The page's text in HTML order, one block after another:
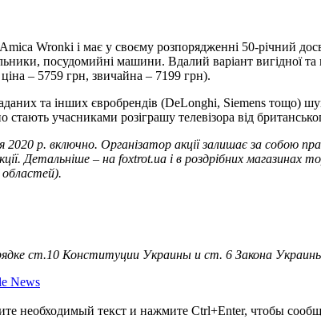
Wronki і має у своєму розпорядженні 50-річний
посудомийні машини. Вдалий варіант вигідної
– 5759 грн, звичайна – 7199 грн).
та інших євробрендів (DeLonghi, Siemens тощо)
стають учасниками розіграшу телевізора від
2020 р. включно. Організатор акції залишає за собою
Детальніше – на foxtrot.ua і в роздрібних
областей).
ст.10 Конституции Украины и ст. 6 Закона
News
необходимый текст и нажмите Ctrl+Enter, чтобы